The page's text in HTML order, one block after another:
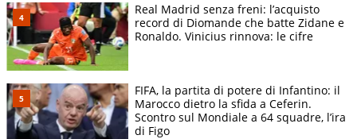
Real Madrid senza freni: l’acquisto
record di Diomande che batte Zidane e
Ronaldo. Vinicius rinnova: le cifre
FIFA, la partita di potere di Infantino: il
Marocco dietro la sfida a Ceferin.
Scontro sul Mondiale a 64 squadre, l’ira
di Figo